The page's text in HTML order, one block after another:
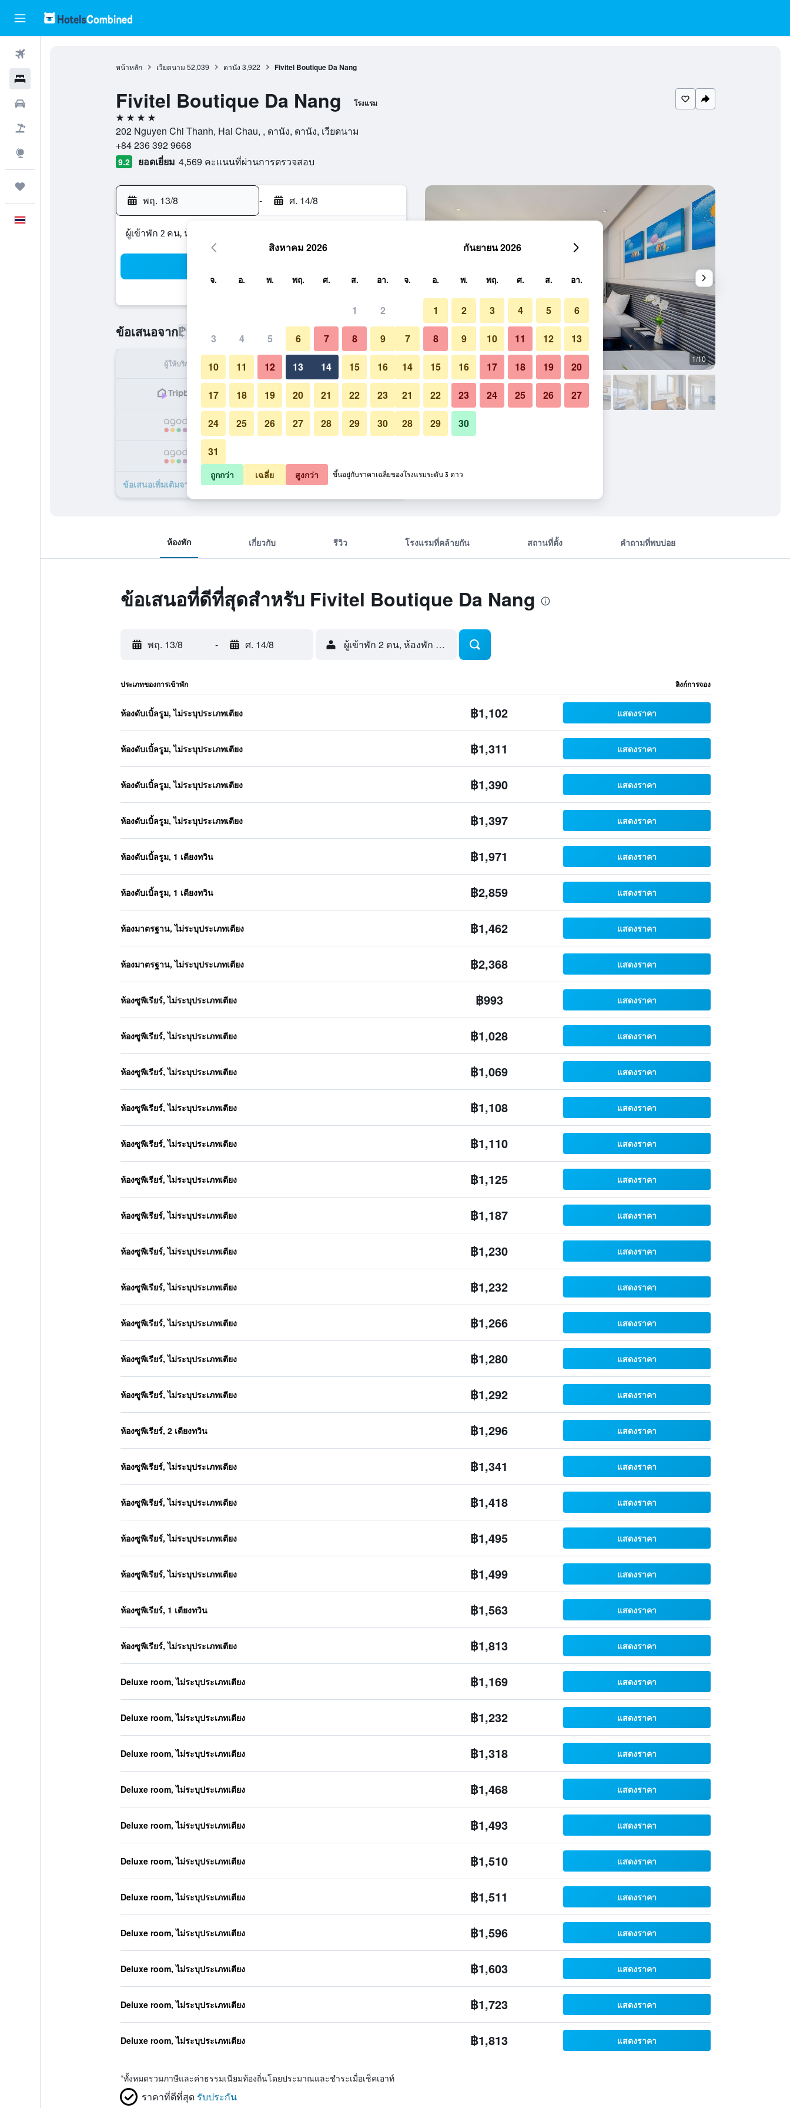
หน้าหลัก เวียดนาม 52,039 ดานัง 3,922 Fivitel Boutique Da Nang
Fivitel Boutique Da Nang โรงแรม
4 ดาว
202 Nguyen Chi Thanh, Hai Chau, , ดานัง, ดานัง, เวียดนาม
+84 236 392 9668
9.2 ยอดเยี่ยม 4,569 คะแนนที่ผ่านการตรวจสอบ
พฤ. 13/8 - ศ. 14/8
ผู้เข้าพัก 2 คน, ห้องพัก 1 ห้อง
ข้อเสนอจาก฿993 ราคาที่ถูกที่สุด ราคาต่อคืน
ผู้ให้บริการ ทั้งหมด (ต่อคืน)
฿993 เช็คดีล
฿1,028 เช็คดีล
ข้อเสนอเพิ่มเติมจาก Fivitel Boutique Da Nang 38 รายการ
อื่น ๆ 1/10
รูปภาพของ Fivitel Boutique Da Nang
ห้องพัก เกี่ยวกับ รีวิว โรงแรมที่คล้ายกัน สถานที่ตั้ง คำถามที่พบบ่อย
ข้อเสนอที่ดีที่สุดสำหรับ Fivitel Boutique Da Nang
พฤ. 13/8 - ศ. 14/8 ผู้เข้าพัก 2 คน, ห้องพัก 1 ห้อง
ประเภทของการเข้าพัก ลิงก์การจอง
ห้องดับเบิ้ลรูม, ไม่ระบุประเภทเตียง ฿1,102 แสดงราคา
ห้องดับเบิ้ลรูม, ไม่ระบุประเภทเตียง ฿1,311 แสดงราคา
ห้องดับเบิ้ลรูม, ไม่ระบุประเภทเตียง ฿1,390 แสดงราคา
ห้องดับเบิ้ลรูม, ไม่ระบุประเภทเตียง ฿1,397 แสดงราคา
ห้องดับเบิ้ลรูม, 1 เตียงทวิน ฿1,971 แสดงราคา
ห้องดับเบิ้ลรูม, 1 เตียงทวิน ฿2,859 แสดงราคา
ห้องมาตรฐาน, ไม่ระบุประเภทเตียง ฿1,462 แสดงราคา
ห้องมาตรฐาน, ไม่ระบุประเภทเตียง ฿2,368 แสดงราคา
ห้องซูพีเรียร์, ไม่ระบุประเภทเตียง ฿993 แสดงราคา
ห้องซูพีเรียร์, ไม่ระบุประเภทเตียง ฿1,028 แสดงราคา
ห้องซูพีเรียร์, ไม่ระบุประเภทเตียง ฿1,069 แสดงราคา
ห้องซูพีเรียร์, ไม่ระบุประเภทเตียง ฿1,108 แสดงราคา
ห้องซูพีเรียร์, ไม่ระบุประเภทเตียง ฿1,110 แสดงราคา
ห้องซูพีเรียร์, ไม่ระบุประเภทเตียง ฿1,125 แสดงราคา
ห้องซูพีเรียร์, ไม่ระบุประเภทเตียง ฿1,187 แสดงราคา
ห้องซูพีเรียร์, ไม่ระบุประเภทเตียง ฿1,230 แสดงราคา
ห้องซูพีเรียร์, ไม่ระบุประเภทเตียง ฿1,232 แสดงราคา
ห้องซูพีเรียร์, ไม่ระบุประเภทเตียง ฿1,266 แสดงราคา
ห้องซูพีเรียร์, ไม่ระบุประเภทเตียง ฿1,280 แสดงราคา
ห้องซูพีเรียร์, ไม่ระบุประเภทเตียง ฿1,292 แสดงราคา
ห้องซูพีเรียร์, 2 เตียงทวิน ฿1,296 แสดงราคา
ห้องซูพีเรียร์, ไม่ระบุประเภทเตียง ฿1,341 แสดงราคา
ห้องซูพีเรียร์, ไม่ระบุประเภทเตียง ฿1,418 แสดงราคา
ห้องซูพีเรียร์, ไม่ระบุประเภทเตียง ฿1,495 แสดงราคา
ห้องซูพีเรียร์, ไม่ระบุประเภทเตียง ฿1,499 แสดงราคา
ห้องซูพีเรียร์, 1 เตียงทวิน ฿1,563 แสดงราคา
ห้องซูพีเรียร์, ไม่ระบุประเภทเตียง ฿1,813 แสดงราคา
Deluxe room, ไม่ระบุประเภทเตียง ฿1,169 แสดงราคา
Deluxe room, ไม่ระบุประเภทเตียง ฿1,232 แสดงราคา
Deluxe room, ไม่ระบุประเภทเตียง ฿1,318 แสดงราคา
Deluxe room, ไม่ระบุประเภทเตียง ฿1,468 แสดงราคา
Deluxe room, ไม่ระบุประเภทเตียง ฿1,493 แสดงราคา
Deluxe room, ไม่ระบุประเภทเตียง ฿1,510 แสดงราคา
Deluxe room, ไม่ระบุประเภทเตียง ฿1,511 แสดงราคา
Deluxe room, ไม่ระบุประเภทเตียง ฿1,596 แสดงราคา
Deluxe room, ไม่ระบุประเภทเตียง ฿1,603 แสดงราคา
Deluxe room, ไม่ระบุประเภทเตียง ฿1,723 แสดงราคา
Deluxe room, ไม่ระบุประเภทเตียง ฿1,813 แสดงราคา
*ทั้งหมดรวมภาษีและค่าธรรมเนียมท้องถิ่นโดยประมาณและชำระเมื่อเช็คเอาท์
ราคาที่ดีที่สุด รับประกัน
สิงหาคม 2026
จ. อ. พ. พฤ. ศ. ส. อา.
1 2
3 4 5 6 7 8 9
10 11 12 13 14 15 16
17 18 19 20 21 22 23
24 25 26 27 28 29 30
31
กันยายน 2026
จ. อ. พ. พฤ. ศ. ส. อา.
1 2 3 4 5 6
7 8 9 10 11 12 13
14 15 16 17 18 19 20
21 22 23 24 25 26 27
28 29 30
ถูกกว่า เฉลี่ย สูงกว่า ขึ้นอยู่กับราคาเฉลี่ยของโรงแรมระดับ 3 ดาว